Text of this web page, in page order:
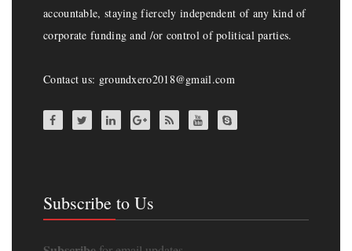
accountable, staying fiercely independent of any kind of
corporate funding and /or control of political parties.
Contact us: groundxero2018@gmail.com
Subscribe to Us